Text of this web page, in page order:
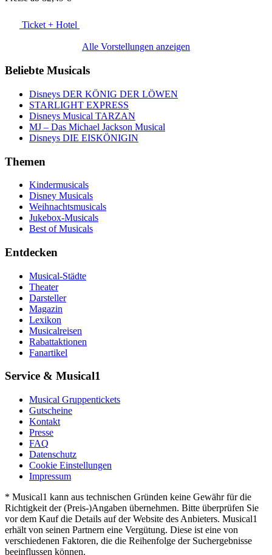
Ticket + Hotel
Alle Vorstellungen anzeigen
Beliebte Musicals
Disneys DER KÖNIG DER LÖWEN
STARLIGHT EXPRESS
Disneys Musical TARZAN
MJ – Das Michael Jackson Musical
Disneys DIE EISKÖNIGIN
Themen
Kindermusicals
Disney Musicals
Weihnachtsmusicals
Jukebox-Musicals
Best of Musicals
Entdecken
Musical-Städte
Theater
Darsteller
Magazin
Lexikon
Musicalreisen
Rabattaktionen
Fanartikel
Service & Musical1
Musical Gruppentickets
Gutscheine
Kontakt
Presse
FAQ
Datenschutz
Cookie Einstellungen
Impressum
* Musical1 kann aus technischen Gründen keine Gewähr für die
Richtigkeit der (Preis-)Angaben übernehmen. Bitte überprüfen Sie
vor dem Kauf die Details auf der Website des Anbieters. Musical1
erhält von seinen Partnern eine Vergütung. Diese ist eine von
verschiedenen Faktoren, die die Reihenfolge der Suchergebnisse
beeinflussen können.